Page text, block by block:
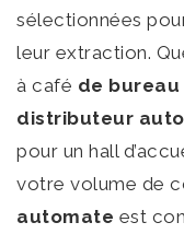
sélectionnées
leur extraction.
à café de bureau
distributeur
pour un hall
votre volume de
automate est